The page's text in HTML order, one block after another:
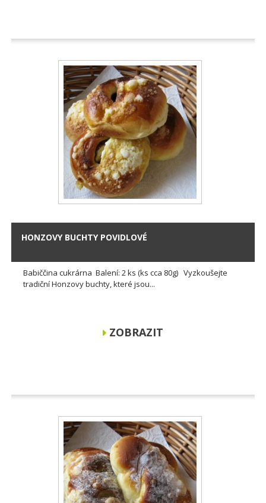
HONZOVY BUCHTY POVIDLOVÉ
Babiččina cukrárna Balení: 2 ks (ks cca 80g) Vyzkoušejte
tradiční Honzovy buchty, které jsou...
ZOBRAZIT